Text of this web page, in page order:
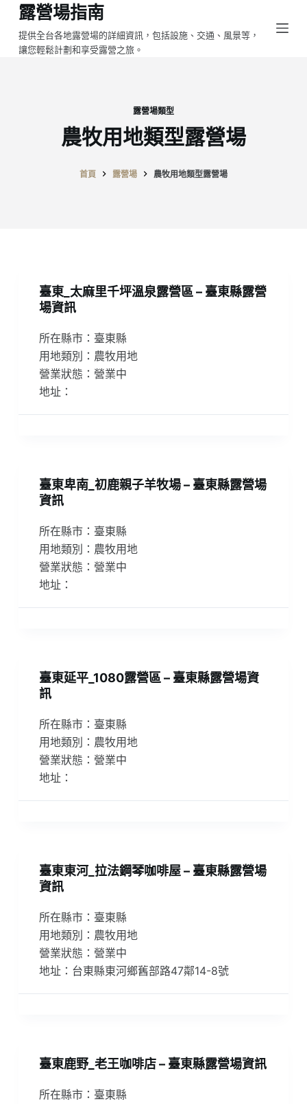
跳
至
主
露營場指南
提供全台各地露營場的詳細資訊，包括設施、交通、風景等，
讓您輕鬆計劃和享受露營之旅。
露營場類型
農牧用地類型露營場
首頁 露營場 農牧用地類型露營場
臺東_太麻里千坪溫泉露營區 – 臺東縣露營
場資訊
所在縣市：臺東縣
用地類別：農牧用地
營業狀態：營業中
地址：
臺東卑南_初鹿親子羊牧場 – 臺東縣露營場
資訊
所在縣市：臺東縣
用地類別：農牧用地
營業狀態：營業中
地址：
臺東延平_1080露營區 – 臺東縣露營場資
訊
所在縣市：臺東縣
用地類別：農牧用地
營業狀態：營業中
地址：
臺東東河_拉法鋼琴咖啡屋 – 臺東縣露營場
資訊
所在縣市：臺東縣
用地類別：農牧用地
營業狀態：營業中
地址：台東縣東河鄉舊部路47鄰14-8號
臺東鹿野_老王咖啡店 – 臺東縣露營場資訊
所在縣市：臺東縣